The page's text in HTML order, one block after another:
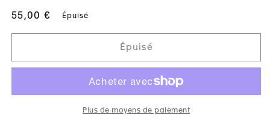
Prix
55,00 € Épuisé
Épuisé
Plus de moyens de paiement